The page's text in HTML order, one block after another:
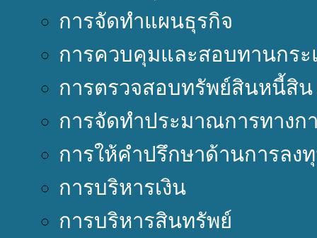
การจัดทำแผนธุรกิจ
การควบคุมและสอบทานกระ
การตรวจสอบทรัพย์สินหนี้สิน
การจัดทำประมาณการทางก
การให้คำปรึกษาด้านการลง
การบริหารเงิน
การบริหารสินทรัพย์